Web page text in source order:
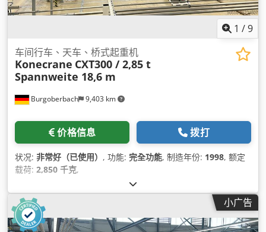
1 /9
Burgoberbach 9,403 km
车间行车、天车、桥式起重机
Konecrane CXT300 / 2,85 t
Spannweite 18,6 m
价格信息 拨打
状况: 非常好（已使用） , 功能: 完全功能, 制造年份: 1998, 额定
载荷: 2,850 千克,
小广告